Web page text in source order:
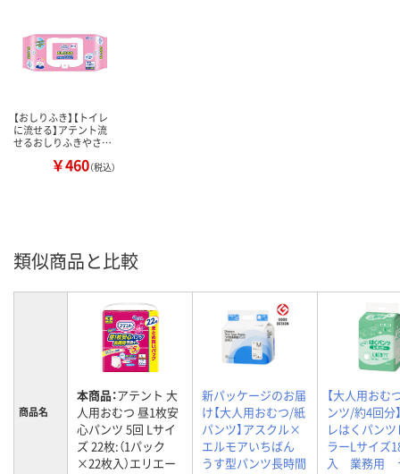
【おしりふき】【トイレ
に流せる】アテント流
せるおしりふきやさ…
￥460（税込）
類似商品と比較
商品名
本商品：アテント 大
人用おむつ 昼1枚安
心パンツ 5回 Lサイ
ズ 22枚:（1パック
×22枚入）エリエー
新パッケージのお届
け【大人用おむつ/紙
パンツ】アスクル×
エルモアいちばん
うす型パンツ長時間
【大人用おむ
ンツ/約4回分
レはくパン
ラーLサイズ
入 業務用